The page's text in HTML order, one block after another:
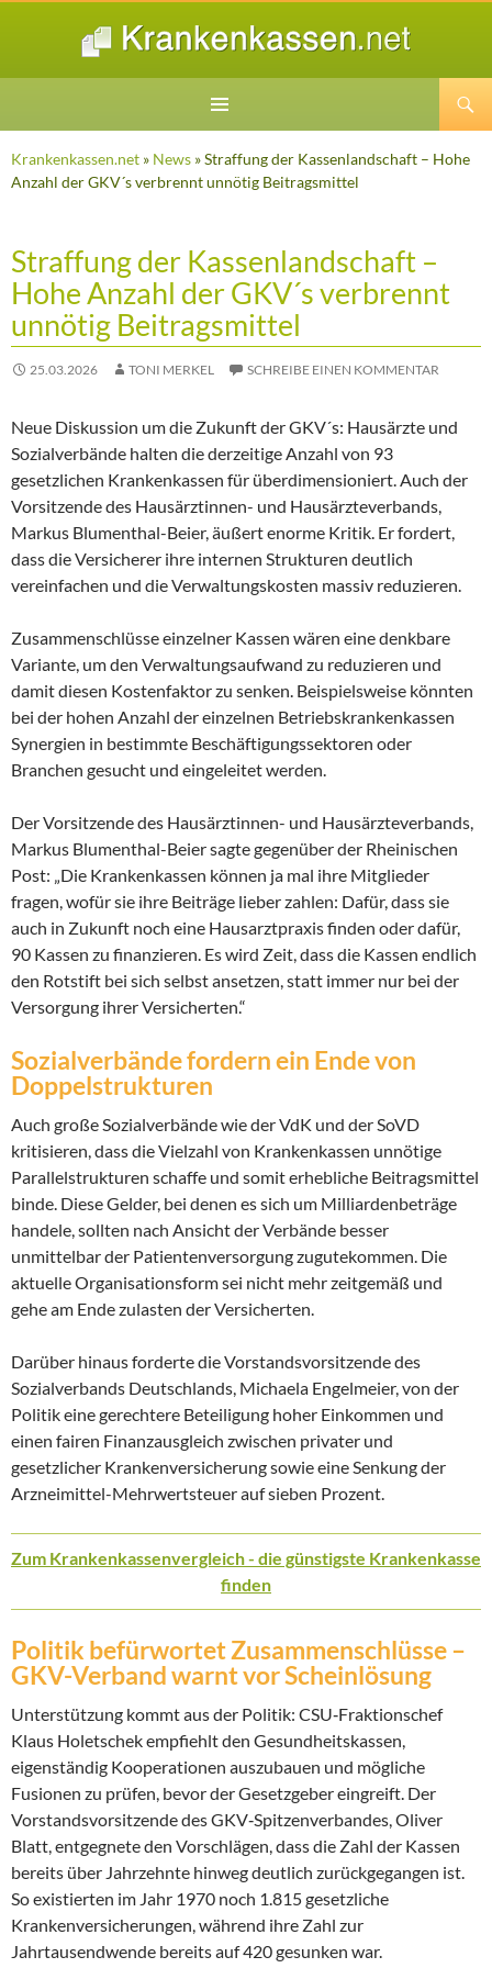
SPRINGEN
Krankenkassen.net » News » Straffung der Kassenlandschaft – Hohe
Anzahl der GKV´s verbrennt unnötig Beitragsmittel
Straffung der Kassenlandschaft –
Hohe Anzahl der GKV´s verbrennt
unnötig Beitragsmittel
25.03.2026 TONI MERKEL SCHREIBE EINEN KOMMENTAR
Neue Diskussion um die Zukunft der GKV´s: Hausärzte und
Sozialverbände halten die derzeitige Anzahl von 93
gesetzlichen Krankenkassen für überdimensioniert. Auch der
Vorsitzende des Hausärztinnen- und Hausärzteverbands,
Markus Blumenthal-Beier, äußert enorme Kritik. Er fordert,
dass die Versicherer ihre internen Strukturen deutlich
vereinfachen und die Verwaltungskosten massiv reduzieren.
Zusammenschlüsse einzelner Kassen wären eine denkbare
Variante, um den Verwaltungsaufwand zu reduzieren und
damit diesen Kostenfaktor zu senken. Beispielsweise könnten
bei der hohen Anzahl der einzelnen Betriebskrankenkassen
Synergien in bestimmte Beschäftigungssektoren oder
Branchen gesucht und eingeleitet werden.
Der Vorsitzende des Hausärztinnen- und Hausärzteverbands,
Markus Blumenthal-Beier sagte gegenüber der Rheinischen
Post: „Die Krankenkassen können ja mal ihre Mitglieder
fragen, wofür sie ihre Beiträge lieber zahlen: Dafür, dass sie
auch in Zukunft noch eine Hausarztpraxis finden oder dafür,
90 Kassen zu finanzieren. Es wird Zeit, dass die Kassen endlich
den Rotstift bei sich selbst ansetzen, statt immer nur bei der
Versorgung ihrer Versicherten.“
Sozialverbände fordern ein Ende von
Doppelstrukturen
Auch große Sozialverbände wie der VdK und der SoVD
kritisieren, dass die Vielzahl von Krankenkassen unnötige
Parallelstrukturen schaffe und somit erhebliche Beitragsmittel
binde. Diese Gelder, bei denen es sich um Milliardenbeträge
handele, sollten nach Ansicht der Verbände besser
unmittelbar der Patientenversorgung zugutekommen. Die
aktuelle Organisationsform sei nicht mehr zeitgemäß und
gehe am Ende zulasten der Versicherten.
Darüber hinaus forderte die Vorstandsvorsitzende des
Sozialverbands Deutschlands, Michaela Engelmeier, von der
Politik eine gerechtere Beteiligung hoher Einkommen und
einen fairen Finanzausgleich zwischen privater und
gesetzlicher Krankenversicherung sowie eine Senkung der
Arzneimittel-Mehrwertsteuer auf sieben Prozent.
Zum Krankenkassenvergleich - die günstigste Krankenkasse
finden
Politik befürwortet Zusammenschlüsse –
GKV-Verband warnt vor Scheinlösung
Unterstützung kommt aus der Politik: CSU‑Fraktionschef
Klaus Holetschek empfiehlt den Gesundheitskassen,
eigenständig Kooperationen auszubauen und mögliche
Fusionen zu prüfen, bevor der Gesetzgeber eingreift. Der
Vorstandsvorsitzende des GKV‑Spitzenverbandes, Oliver
Blatt, entgegnete den Vorschlägen, dass die Zahl der Kassen
bereits über Jahrzehnte hinweg deutlich zurückgegangen ist.
So existierten im Jahr 1970 noch 1.815 gesetzliche
Krankenversicherungen, während ihre Zahl zur
Jahrtausendwende bereits auf 420 gesunken war.